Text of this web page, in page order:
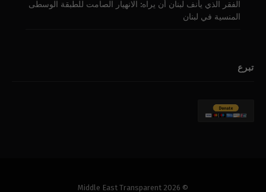
الفقر الذي يأنف لبنان أن يراه: الانهيار الصامت للطبقة الوسطى
المنسية في لبنان
تبرع
© 2026 Middle East Transparent